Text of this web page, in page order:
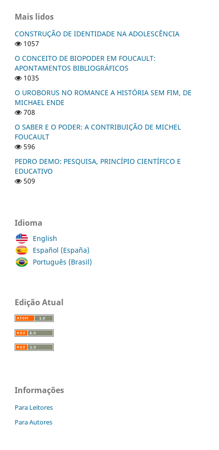
Mais lidos
CONSTRUÇÃO DE IDENTIDADE NA ADOLESCÊNCIA
1057
O CONCEITO DE BIOPODER EM FOUCAULT:
APONTAMENTOS BIBLIOGRÁFICOS
1035
O UROBORUS NO ROMANCE A HISTÓRIA SEM FIM, DE
MICHAEL ENDE
708
O SABER E O PODER: A CONTRIBUIÇÃO DE MICHEL
FOUCAULT
596
PEDRO DEMO: PESQUISA, PRINCÍPIO CIENTÍFICO E
EDUCATIVO
509
Idioma
English
Español (España)
Português (Brasil)
Edição Atual
Informações
Para Leitores
Para Autores